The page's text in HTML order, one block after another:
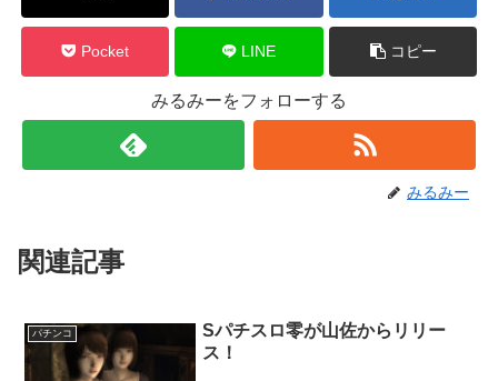
Pocket LINE コピー
みるみーをフォローする
みるみー
関連記事
パチンコ
Sパチスロ零が山佐からリリー
ス！